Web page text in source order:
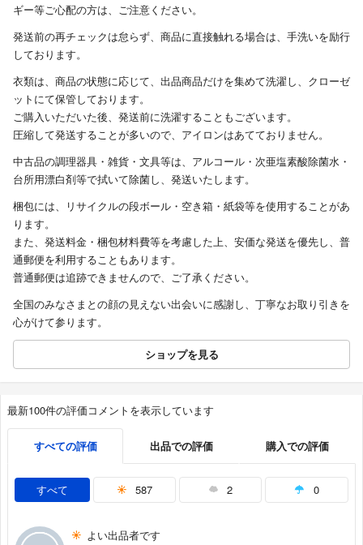
ギー等ご心配の方は、ご注意ください。
発送前の再チェックは怠らず、商品に直接触れる場合は、手洗いを励行
しております。
衣類は、商品の状態に応じて、出品商品だけを集めて洗濯し、クローゼ
ットにて保管しております。
ご購入いただいた後、発送前に洗濯することもございます。
圧縮して発送することが多いので、アイロンはあてておりません。
中古品の調理器具・雑貨・文具等は、アルコール・次亜塩素酸除菌水・
台所用漂白剤等で拭いて除菌し、発送いたします。
梱包には、リサイクルの段ボール・空き箱・紙袋等を使用することがあ
ります。
また、発送料金・梱包材料費等を考慮した上、安価な発送を優先し、普
通郵便を利用することもあります。
普通郵便は追跡できませんので、ご了承ください。
全国のみなさまとの顔の見えない出会いに感謝し、丁寧なお取り引きを
心がけて参ります。
ショップを見る
最新100件の評価コメントを表示しています
すべての評価 出品での評価 購入での評価
すべて 587 2 0
よい出品者です